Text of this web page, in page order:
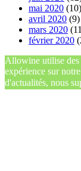
mai 2020 (10)
avril 2020 (9)
mars 2020
février 2020
Allowine utilise
expérience sur
d'actualités, nous